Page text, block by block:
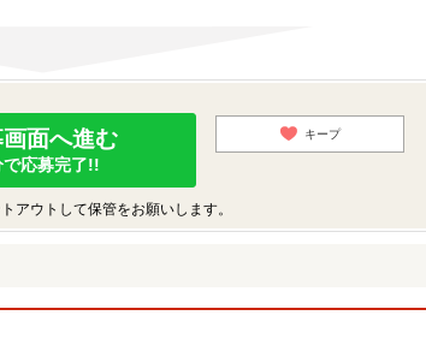
面へ進む
で応募完了!!
キープ
アウトして保管をお願いします。